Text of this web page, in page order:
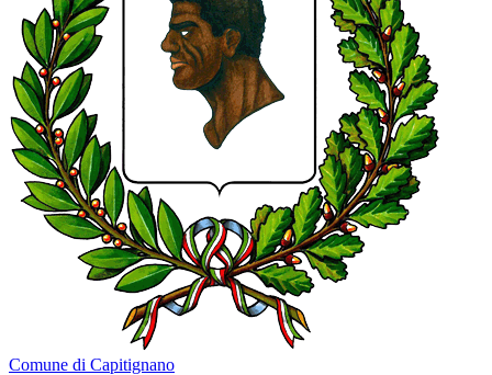
Comune di Capitignano